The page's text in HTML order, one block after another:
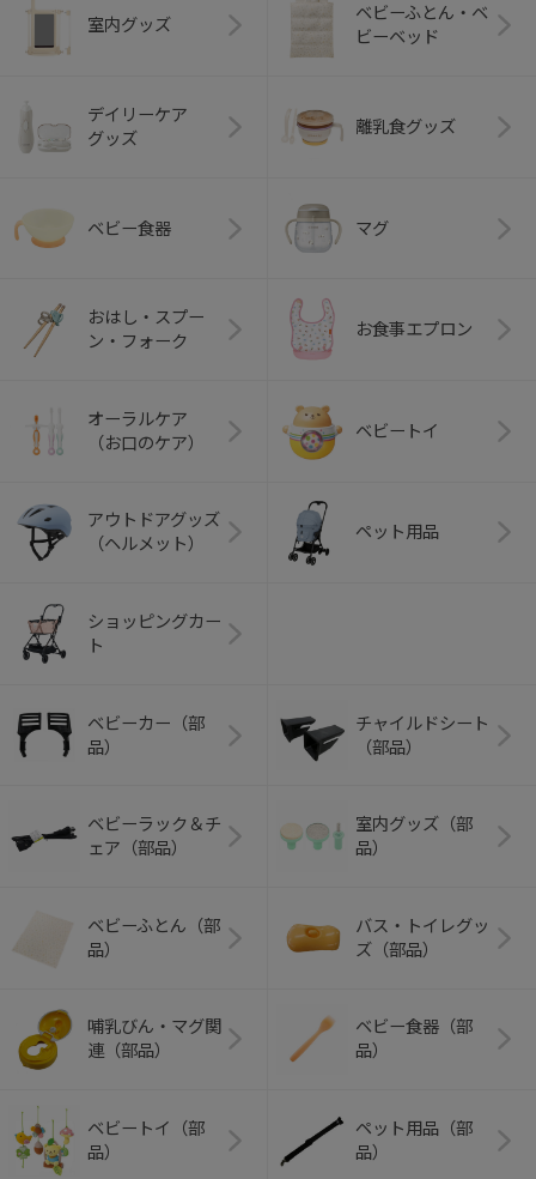
室内グッズ
ベビーふとん・ベ
ビーベッド
デイリーケア
グッズ
離乳食グッズ
ベビー食器 マグ
おはし・スプー
ン・フォーク
お食事エプロン
オーラルケア
（お口のケア）
ベビートイ
アウトドアグッズ
（ヘルメット）
ペット用品
ショッピングカー
ト
ベビーカー（部
品）
チャイルドシート
（部品）
ベビーラック＆チ
ェア（部品）
室内グッズ（部
品）
ベビーふとん（部
品）
バス・トイレグッ
ズ（部品）
哺乳びん・マグ関
連（部品）
ベビー食器（部
品）
ベビートイ（部
品）
ペット用品（部
品）